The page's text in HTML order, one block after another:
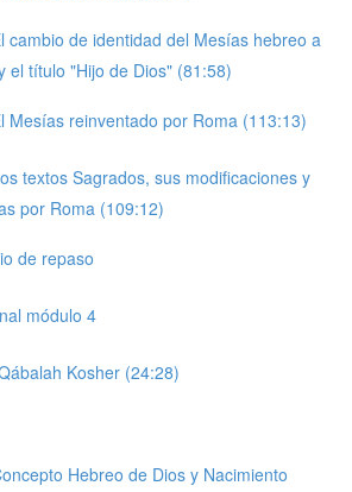
cambio de identidad del Mesías hebreo a
el título "Hijo de Dios" (81:58)
Mesías reinventado por Roma (113:13)
textos Sagrados, sus modificaciones y
por Roma (109:12)
de repaso
módulo 4
Kosher (24:28)
Hebreo de Dios y Nacimiento